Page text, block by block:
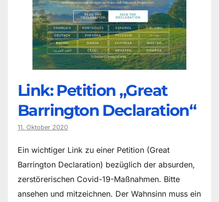
Link: Petition „Great
Barrington Declaration“
11. Oktober 2020
Ein wichtiger Link zu einer Petition (Great
Barrington Declaration) bezüglich der absurden,
zerstörerischen Covid-19-Maßnahmen. Bitte
ansehen und mitzeichnen. Der Wahnsinn muss ein